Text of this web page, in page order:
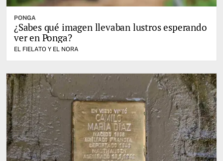
PONGA
¿Sabes qué imagen llevaban lustros esperando
ver en Ponga?
EL FIELATO Y EL NORA